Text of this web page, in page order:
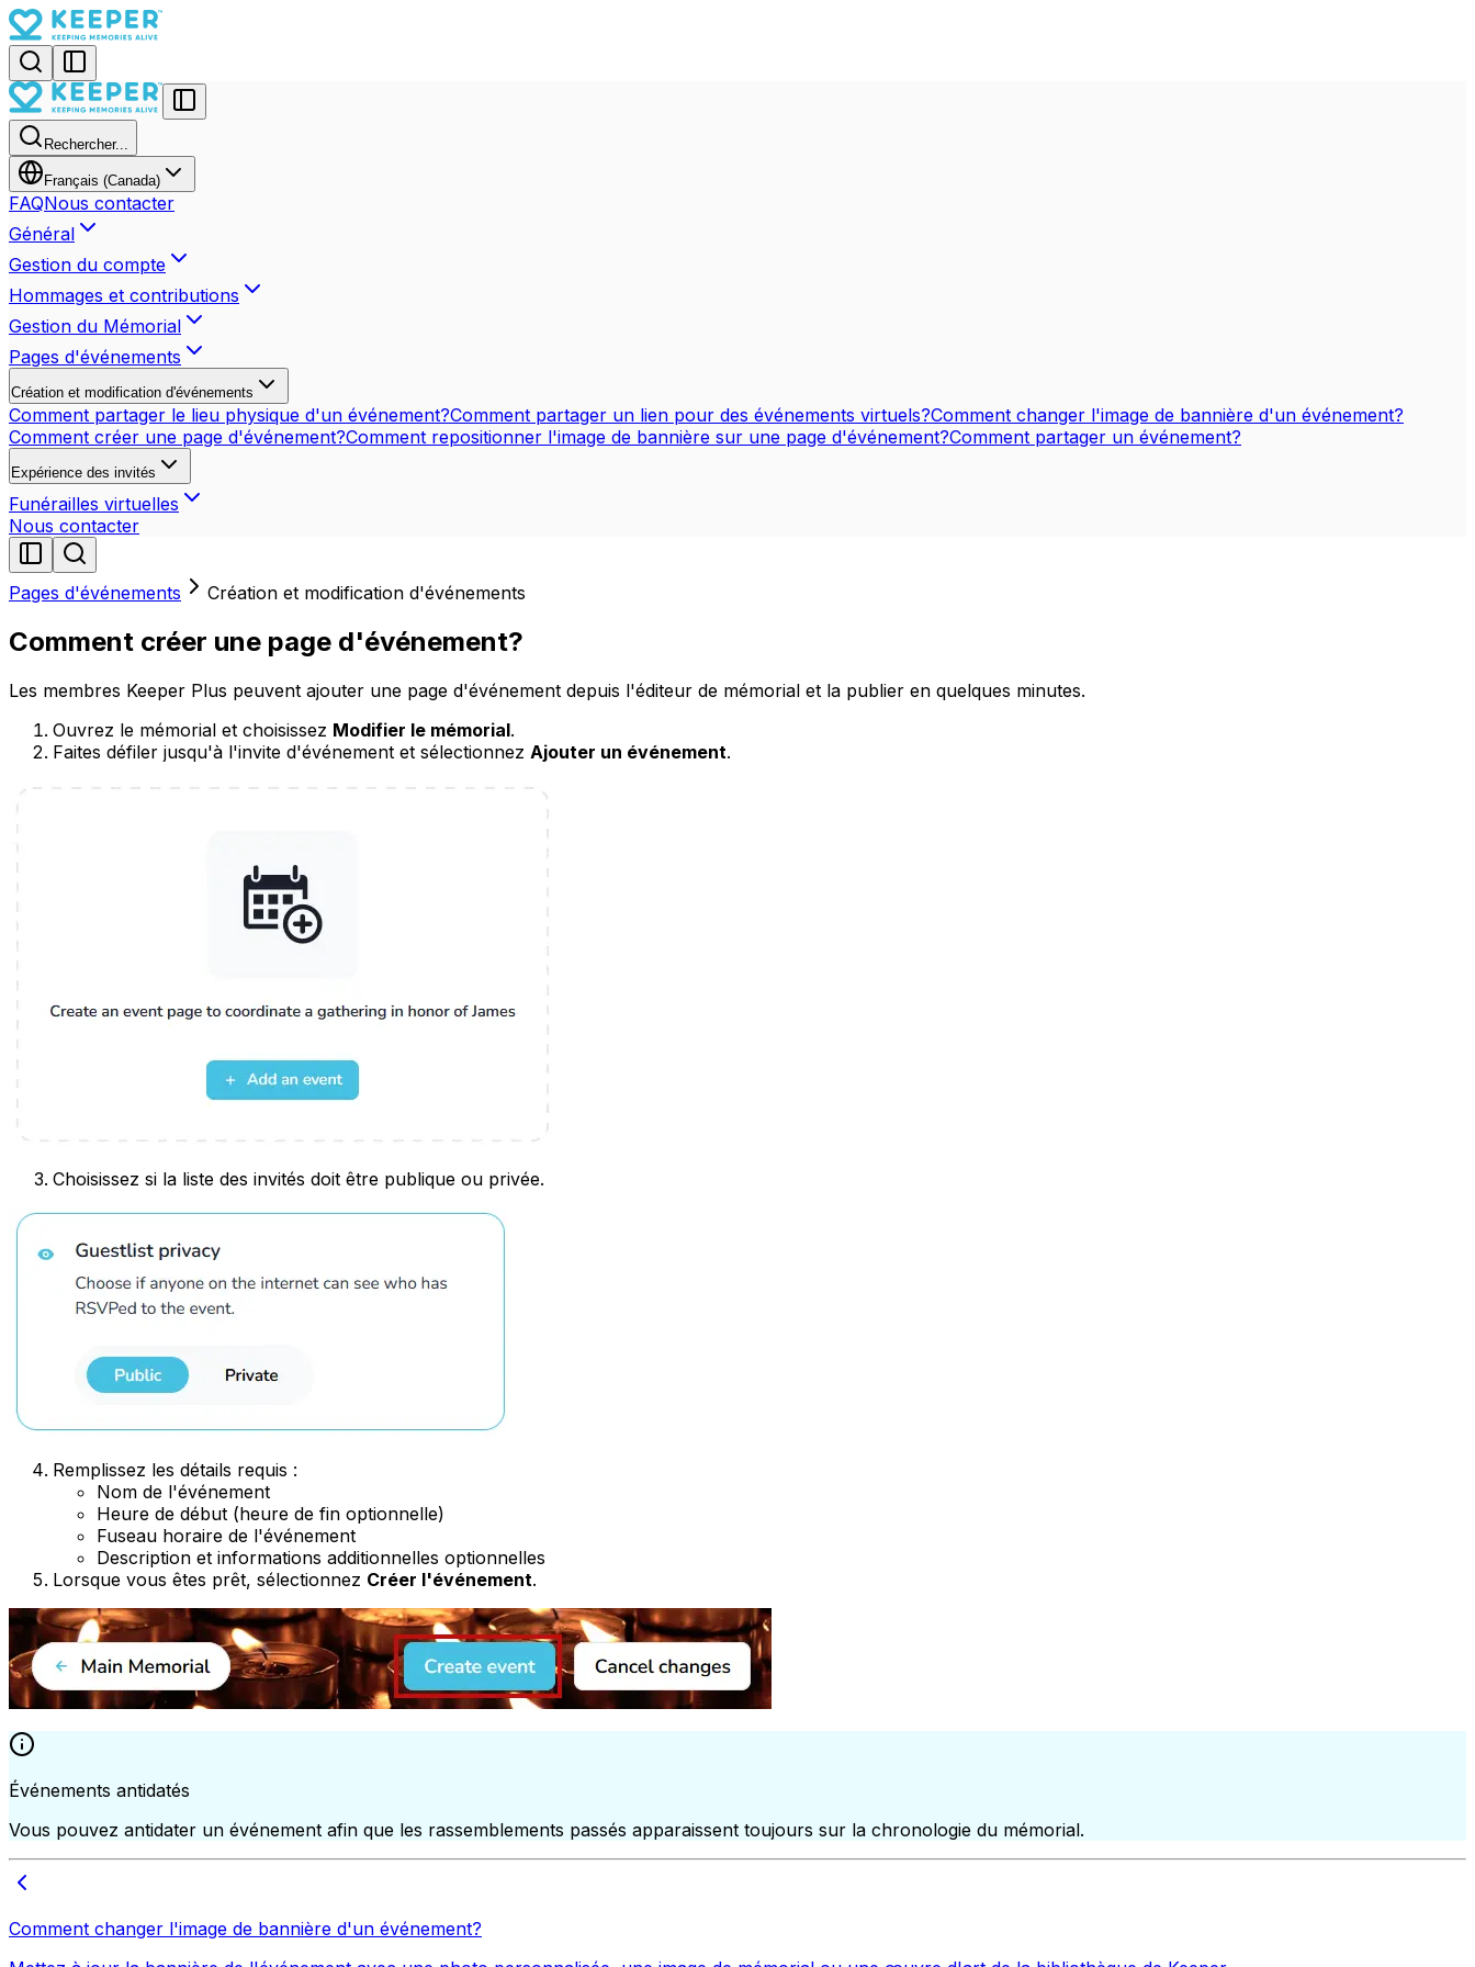
Rechercher...
Français (Canada)
FAQNous contacter
Général
Gestion du compte
Hommages et contributions
Gestion du Mémorial
Pages d'événements
Création et modification d'événements
Comment partager le lieu physique d'un événement?Comment partager un lien pour des événements virtuels?Comment changer l'image de bannière d'un événement?
Comment créer une page d'événement?Comment repositionner l'image de bannière sur une page d'événement?Comment partager un événement?
Expérience des invités
Funérailles virtuelles
Nous contacter
Pages d'événements Création et modification d'événements
Comment créer une page d'événement?
Les membres Keeper Plus peuvent ajouter une page d'événement depuis l'éditeur de mémorial et la publier en quelques minutes.
Ouvrez le mémorial et choisissez Modifier le mémorial.
Faites défiler jusqu'à l'invite d'événement et sélectionnez Ajouter un événement.
Choisissez si la liste des invités doit être publique ou privée.
Remplissez les détails requis :
Nom de l'événement
Heure de début (heure de fin optionnelle)
Fuseau horaire de l'événement
Description et informations additionnelles optionnelles
Lorsque vous êtes prêt, sélectionnez Créer l'événement.
Événements antidatés
Vous pouvez antidater un événement afin que les rassemblements passés apparaissent toujours sur la chronologie du mémorial.
Comment changer l'image de bannière d'un événement?